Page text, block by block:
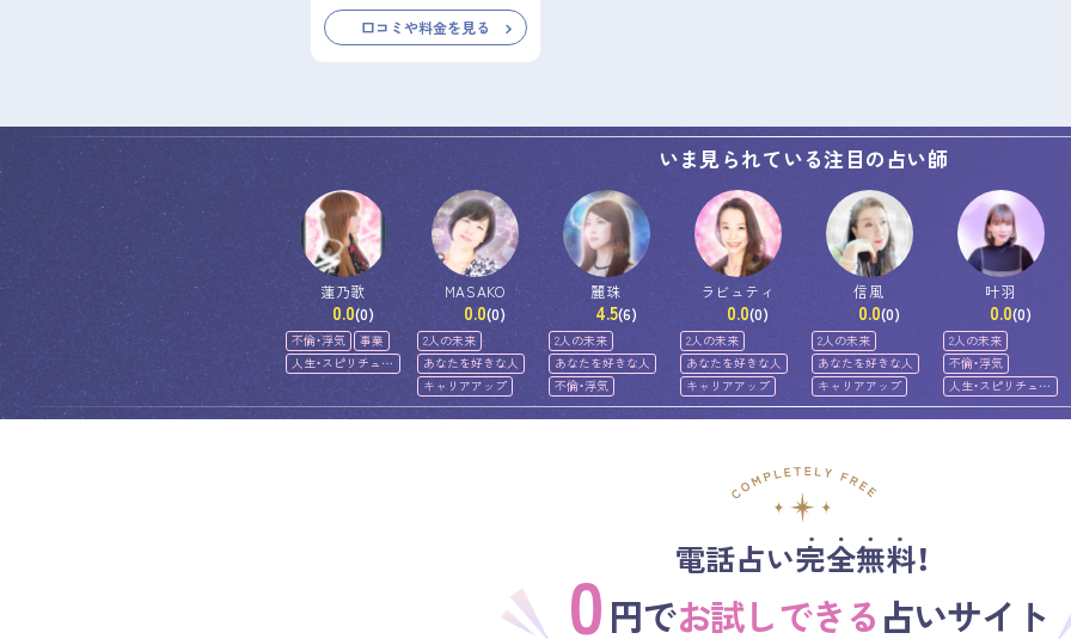
口コミや料金を見る
いま見られている注目の占い師
蓮乃歌
0.0(0)
不倫・浮気
事業
人生・スピリチュア
ル
MASAKO
0.0(0)
2人の未来
あなたを好きな人
キャリアアップ
麗珠
4.5(6)
2人の未来
あなたを好きな人
不倫・浮気
ラビュティ
0.0(0)
2人の未来
あなたを好きな人
キャリアアップ
信風
0.0(0)
2人の未来
あなたを好きな人
キャリアアップ
叶羽
0.0(0)
2人の未来
不倫・浮気
人生・スピリチュア
ル
電話占い完全無料！
0 円でお試しできる占いサイト